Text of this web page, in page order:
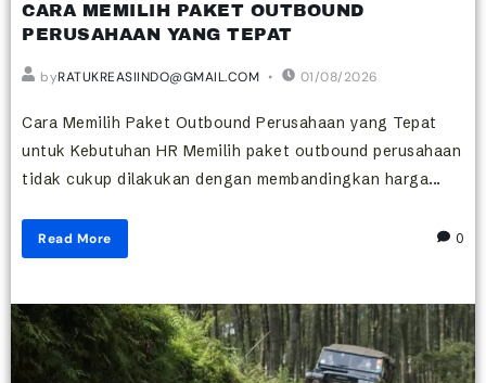
CARA MEMILIH PAKET OUTBOUND
PERUSAHAAN YANG TEPAT
byRATUKREASIINDO@GMAIL.COM 01/08/2026
Cara Memilih Paket Outbound Perusahaan yang Tepat
untuk Kebutuhan HR Memilih paket outbound perusahaan
tidak cukup dilakukan dengan membandingkan harga...
Read More 0